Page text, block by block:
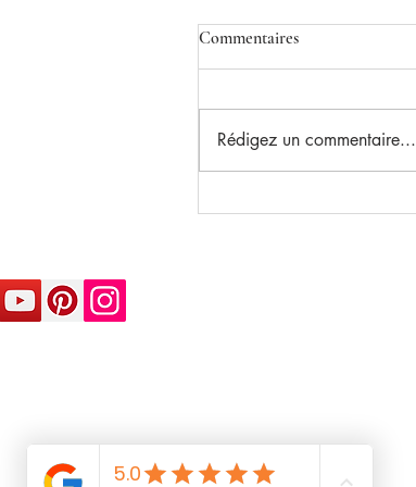
Commentaires
Rédigez un commentaire...
FRANCE